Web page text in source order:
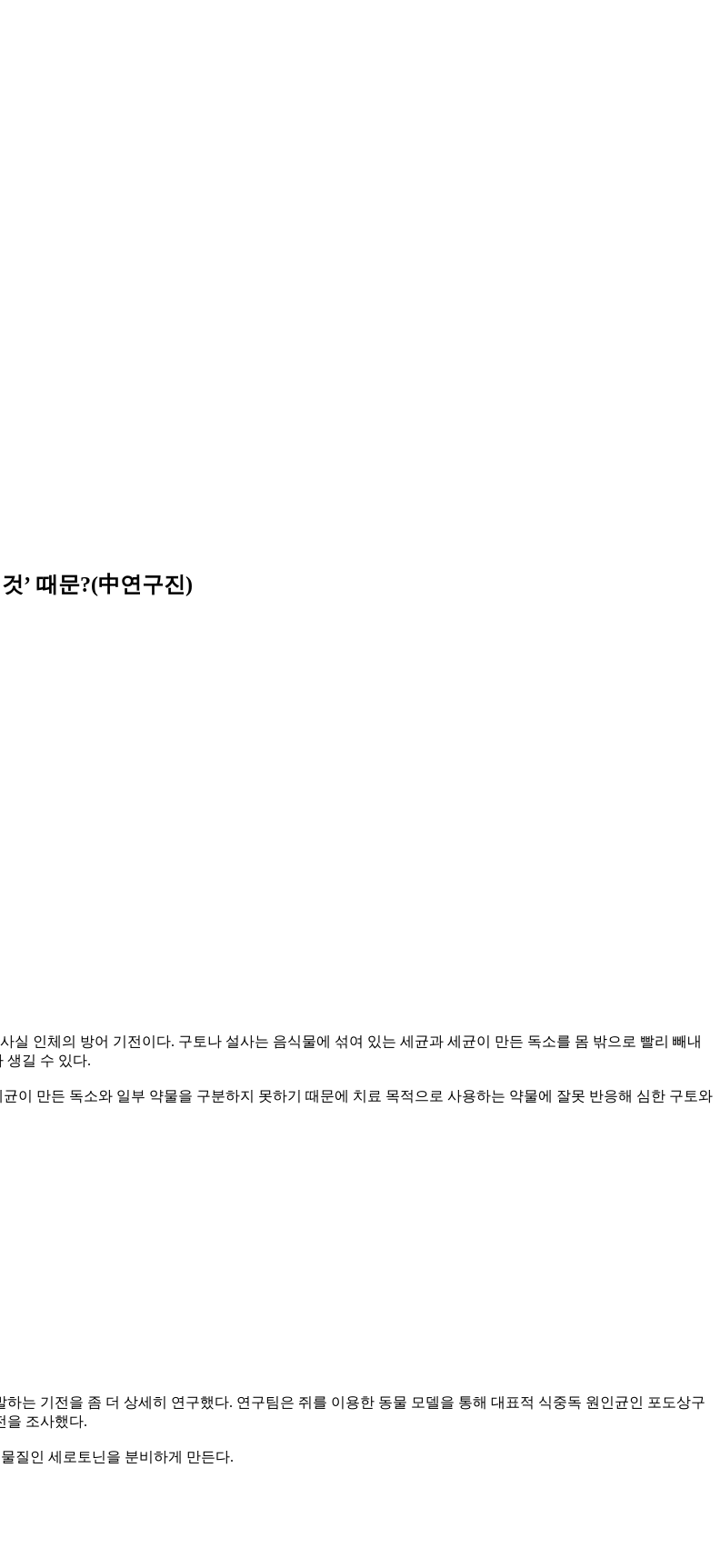
’ 때문?(中연구진)
인체의 방어 기전이다. 구토나 설사는 음식물에 섞여 있는 세균과 세균이 만든 독소를 몸 밖으로 빨리 빼내
생길 수 있다.
이 만든 독소와 일부 약물을 구분하지 못하기 때문에 치료 목적으로 사용하는 약물에 잘못 반응해 심한 구토와
는 기전을 좀 더 상세히 연구했다. 연구팀은 쥐를 이용한 동물 모델을 통해 대표적 식중독 원인균인 포도상구
을 조사했다.
질인 세로토닌을 분비하게 만든다.